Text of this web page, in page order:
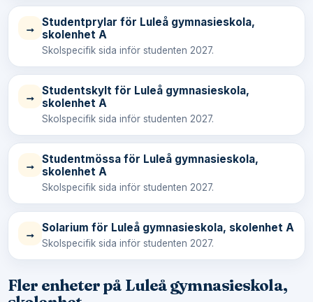
→ Studentprylar för Luleå gymnasieskola,
skolenhet A
Skolspecifik sida inför studenten 2027.
→ Studentskylt för Luleå gymnasieskola,
skolenhet A
Skolspecifik sida inför studenten 2027.
→ Studentmössa för Luleå gymnasieskola,
skolenhet A
Skolspecifik sida inför studenten 2027.
→ Solarium för Luleå gymnasieskola, skolenhet A
Skolspecifik sida inför studenten 2027.
Fler enheter på Luleå gymnasieskola,